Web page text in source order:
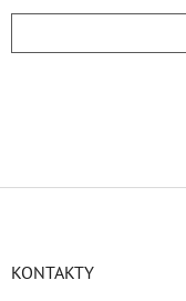
KONTAKTY